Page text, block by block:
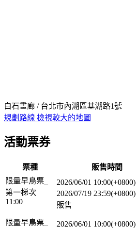
白石畫廊 / 台北市內湖區基湖路1號
規劃路線 檢視較大的地圖
活動票券
票種 販售時間
限量早鳥票_
第一梯次
11:00
2026/06/01 10:00(+0800)
2026/07/19 23:59(+0800)
販售
限量早鳥票_
2026/06/01 10:00(+0800)